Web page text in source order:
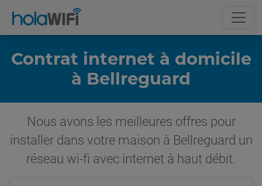
Contrat internet à domicile
à Bellreguard
Nous avons les meilleures offres pour
installer dans votre maison à Bellreguard un
réseau wi-fi avec internet à haut débit.